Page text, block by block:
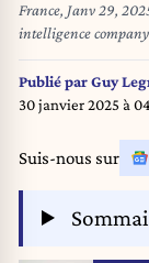
France, Janv 29,
intelligence
exploits a large
model published in
intelligence.
of the US based
Publié parGuy
30 janvier 2025 à
Suis-nous sur